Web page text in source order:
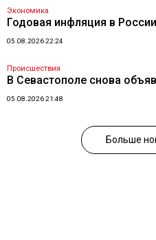
Экономика
Годовая инфляция в
05.08.2026 22:24
Происшествия
В Севастополе снова
05.08.2026 21:48
Больше